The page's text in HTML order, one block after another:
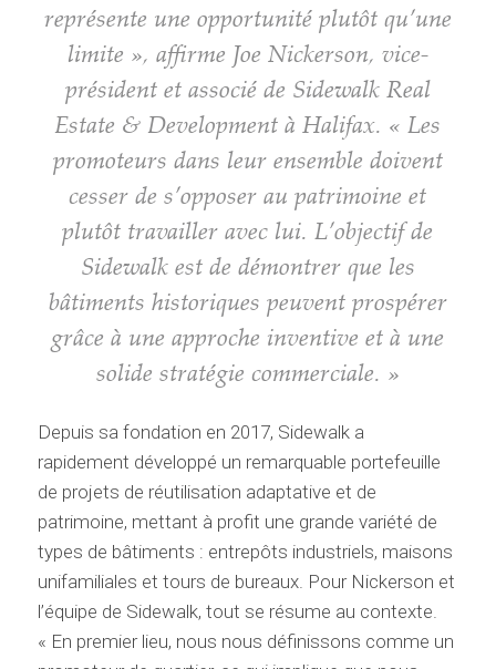
représente une opportunité plutôt qu’une
limite », affirme Joe Nickerson, vice-
président et associé de Sidewalk Real
Estate & Development à Halifax. « Les
promoteurs dans leur ensemble doivent
cesser de s’opposer au patrimoine et
plutôt travailler avec lui. L’objectif de
Sidewalk est de démontrer que les
bâtiments historiques peuvent prospérer
grâce à une approche inventive et à une
solide stratégie commerciale. »
Depuis sa fondation en 2017, Sidewalk a
rapidement développé un remarquable portefeuille
de projets de réutilisation adaptative et de
patrimoine, mettant à profit une grande variété de
types de bâtiments : entrepôts industriels, maisons
unifamiliales et tours de bureaux. Pour Nickerson et
l’équipe de Sidewalk, tout se résume au contexte.
« En premier lieu, nous nous définissons comme un